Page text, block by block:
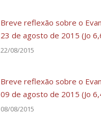
Breve reflexão sobre o
23 de agosto de 2015 (Jo
22/08/2015
Breve reflexão sobre o
09 de agosto de 2015 (Jo
08/08/2015